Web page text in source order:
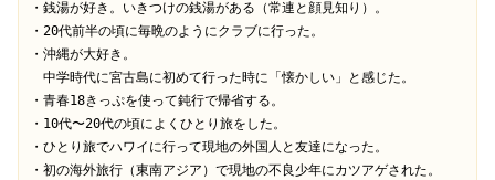
・銭湯が好き。いきつけの銭湯がある（常連と顔見知り）。
・20代前半の頃に毎晩のようにクラブに行った。
・沖縄が大好き。
中学時代に宮古島に初めて行った時に「懐かしい」と感じた。
・青春18きっぷを使って鈍行で帰省する。
・10代〜20代の頃によくひとり旅をした。
・ひとり旅でハワイに行って現地の外国人と友達になった。
・初の海外旅行（東南アジア）で現地の不良少年にカツアゲされた。